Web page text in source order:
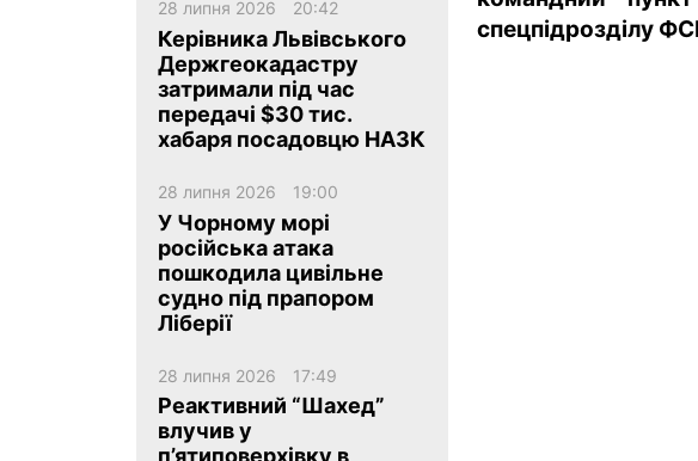
en
спецпідрозділу
28 липня 2026 20:42
Керівника Львівського
Держгеокадастру
затримали під час
передачі $30 тис.
хабаря посадовцю НАЗК
28 липня 2026 19:00
У Чорному морі
російська атака
пошкодила цивільне
судно під прапором
Ліберії
28 липня 2026 17:49
Реактивний “Шахед”
влучив у